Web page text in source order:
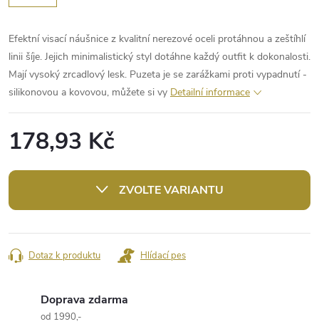
Efektní visací náušnice z kvalitní nerezové oceli protáhnou a zeštíhlí
linii šíje. Jejich minimalistický styl dotáhne každý outfit k dokonalosti.
Mají vysoký zrcadlový lesk. Puzeta je se zarážkami proti vypadnutí -
silikonovou a kovovou, můžete si vy Detailní informace
178,93 Kč
cena:
ZVOLTE VARIANTU
Dotaz k produktu Hlídací pes
Doprava zdarma
od 1990,-